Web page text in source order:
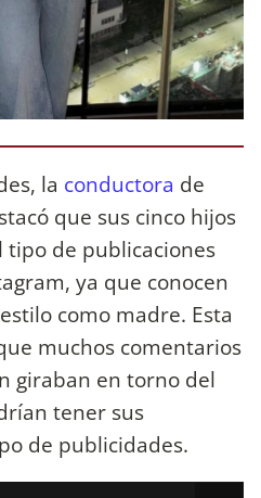
la conductora de
que sus cinco hijos
tipo de publicaciones
ya que conocen
como madre. Esta
muchos comentarios
giraban en torno del
tener sus
de publicidades.